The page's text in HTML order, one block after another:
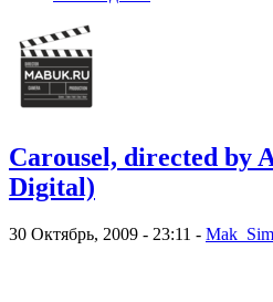
Carousel, directed by
Digital)
30 Октябрь, 2009 - 23:11 - Mak_Sim